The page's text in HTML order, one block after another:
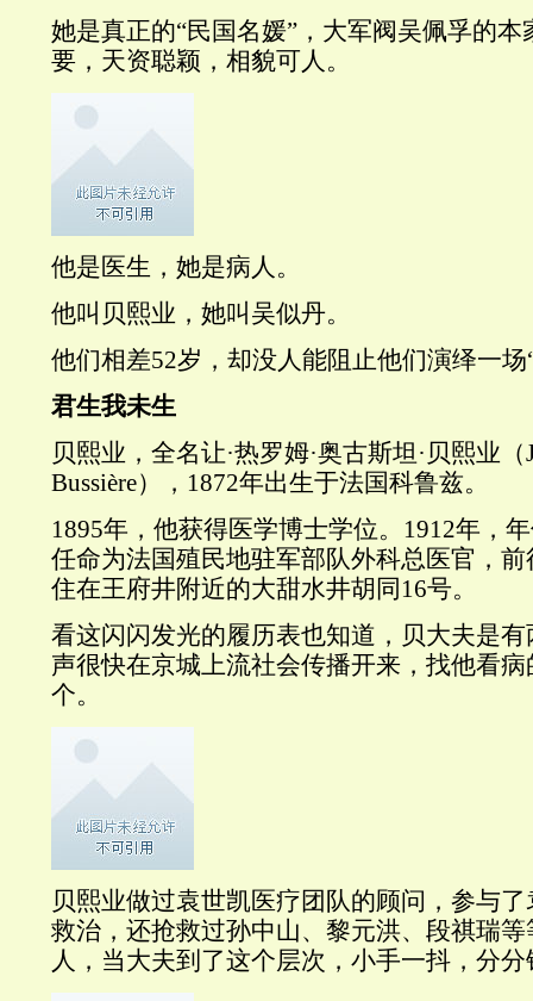
她是真正的“民国名媛”，大军阀吴佩孚的
要，天资聪颖，相貌可人。
他是医生，她是病人。
他叫贝熙业，她叫吴似丹。
他们相差52岁，却没人能阻止他们演绎一场
君生我未生
贝熙业，全名让·热罗姆·奥古斯坦·贝熙业（
Bussière），1872年出生于法国科鲁兹。
1895年，他获得医学博士学位。1912年，
任命为法国殖民地驻军部队外科总医官，
住在王府井附近的大甜水井胡同16号。
看这闪闪发光的履历表也知道，贝大夫是
声很快在京城上流社会传播开来，找他看
个。
贝熙业做过袁世凯医疗团队的顾问，参与
救治，还抢救过孙中山、黎元洪、段祺瑞
人，当大夫到了这个层次，小手一抖，分